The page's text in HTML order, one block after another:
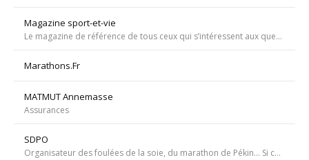
Magazine sport-et-vie
Le magazine de référence de tous ceux qui s’intéressent aux questions d’entraînement, de nutrition, de dopage, de physiologie, de psychologie et de médecine du sport.
Marathons.Fr
MATMUT Annemasse
Assurances
SDPO
Organisateur des foulées de la soie, du marathon de Pékin... Si courir était notre seul but, nous passerions à côté de moments inoubliables ». Depuis 1996 SDPOrganisation, spécialiste de la course aventure à vocation sportive et culturelle